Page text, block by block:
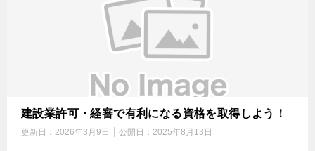
建設業許可・経審で有利になる資格を取得しよう！
更新日： 2026年3月9日 公開日： 2025年8月13日